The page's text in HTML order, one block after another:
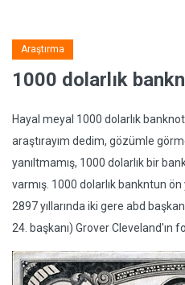
Araştırma
1000 dolarlık
Hayal meyal 1000 dolarlık
araştırayım dedim, gözümle
yanıltmamış, 1000 dolarlık bir
varmış. 1000 dolarlık bankntun
2897 yıllarında iki gere abd
24. başkanı) Grover Cleveland'ın